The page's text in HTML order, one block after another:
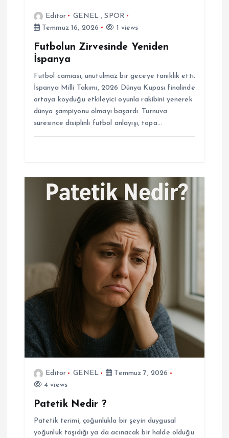
Editor GENEL,SPOR
Temmuz 16, 2026
1 views
Futbolun Zirvesinde Yeniden
İspanya
Futbol camiası, unutulmaz bir geceye tanıklık etti.
İspanya Milli Takımı, 2026 Dünya Kupası finalinde
ortaya koyduğu etkileyici oyunla rakibini yenerek
dünya şampiyonu olmayı başardı. Turnuva
süresince disiplinli futbol anlayışı, topa…
Editor GENEL
Temmuz 7, 2026
4 views
Patetik Nedir ?
Patetik terimi, çoğunlukla bir şeyin duygusal
yoğunluk taşıdığı ya da acınacak bir halde olduğu